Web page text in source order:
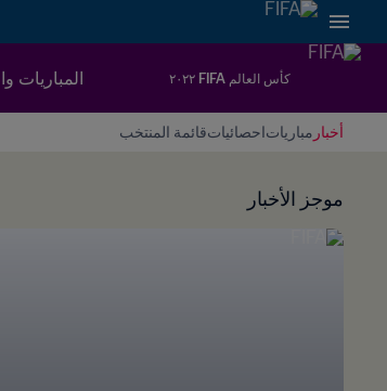
كأس العالم FIFA ٢٠٢٢ المباريات
أخبار مبارياتاحصائياتقائمة المنتخب
موجز الأخبار